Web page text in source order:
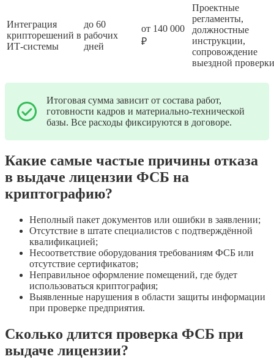
Интеграция
крипторешений в
ИТ-системы
до 60
рабочих
дней
от 140 000
₽
Проектные
регламенты,
должностные
инструкции,
сопровождение
выездной проверки
Итоговая сумма зависит от состава работ,
готовности кадров и материально-технической
базы. Все расходы фиксируются в договоре.
Какие самые частые причины отказа
в выдаче лицензии ФСБ на
криптографию?
Неполный пакет документов или ошибки в заявлении;
Отсутствие в штате специалистов с подтверждённой
квалификацией;
Несоответствие оборудования требованиям ФСБ или
отсутствие сертификатов;
Неправильное оформление помещений, где будет
использоваться криптография;
Выявленные нарушения в области защиты информации
при проверке предприятия.
Сколько длится проверка ФСБ при
выдаче лицензии?